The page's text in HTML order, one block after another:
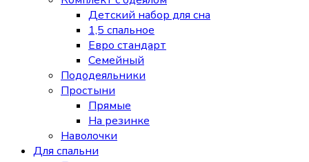
Детский набор для сна
1,5 спальное
Евро стандарт
Семейный
Пододеяльники
Простыни
Прямые
На резинке
Наволочки
Для спальни